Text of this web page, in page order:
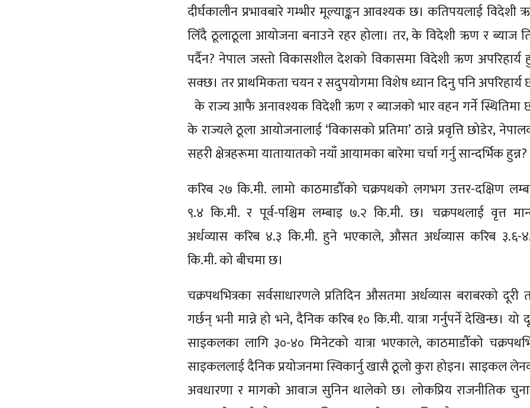
दीर्घकालीन प्रभावबारे गम्भीर मूल्याङ्कन आवश्यक छ। कतिपयलाई विदेशी
लिँदै ठूलाठूला आयोजना बनाउने रहर होला। तर, के विदेशी ऋण र ब्याज
पर्दैन? नेपाल जस्तो विकासशील देशको विकासमा विदेशी ऋण अपरिहार्य
सक्छ। तर प्राथमिकता चयन र सदुपयोगमा विशेष ध्यान दिनु पनि अपरिहार्य
के राज्य आफै अनावश्यक विदेशी ऋण र ब्याजको भार वहन गर्ने स्थितिमा
के राज्यले ठूला आयोजनालाई ‘विकासको प्रतिमा’ ठान्ने प्रवृत्ति छोडेर,
सहरी क्षेत्रहरूमा यातायातको नयाँ आयामका बारेमा चर्चा गर्नु सान्दर्भिक हुन्न?
करिब २७ कि.मी. लामो काठमाडौँको चक्रपथको लगभग उत्तर-दक्षिण
९.४ कि.मी. र पूर्व-पश्चिम लम्बाइ ७.२ कि.मी. छ। चक्रपथलाई वृत्त
अर्धव्यास करिब ४.३ कि.मी. हुने भएकाले, औसत अर्धव्यास करिब ३.६-
कि.मी. को बीचमा छ।
चक्रपथभित्रका सर्वसाधारणले प्रतिदिन औसतमा अर्धव्यास बराबरको दूरी
गर्छन् भनी मान्ने हो भने, दैनिक करिब १० कि.मी. यात्रा गर्नुपर्ने देखिन्छ। यो
साइकलका लागि ३०-४० मिनेटको यात्रा भएकाले, काठमाडौँको
साइकललाई दैनिक प्रयोजनमा स्विकार्नु खासै ठूलो कुरा होइन। साइकल
अवधारणा र मागको आवाज सुनिन थालेको छ। लोकप्रिय राजनीतिक